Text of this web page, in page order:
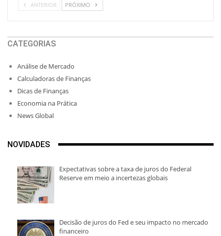
ANTERIOR PRÓXIMO
CATEGORIAS
Análise de Mercado
Calculadoras de Finanças
Dicas de Finanças
Economia na Prática
News Global
NOVIDADES
Expectativas sobre a taxa de juros do Federal
Reserve em meio a incertezas globais
Decisão de juros do Fed e seu impacto no mercado
financeiro